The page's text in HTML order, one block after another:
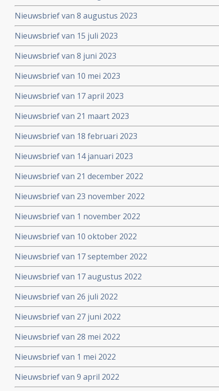
Nieuwsbrief van 8 augustus 2023
Nieuwsbrief van 15 juli 2023
Nieuwsbrief van 8 juni 2023
Nieuwsbrief van 10 mei 2023
Nieuwsbrief van 17 april 2023
Nieuwsbrief van 21 maart 2023
Nieuwsbrief van 18 februari 2023
Nieuwsbrief van 14 januari 2023
Nieuwsbrief van 21 december 2022
Nieuwsbrief van 23 november 2022
Nieuwsbrief van 1 november 2022
Nieuwsbrief van 10 oktober 2022
Nieuwsbrief van 17 september 2022
Nieuwsbrief van 17 augustus 2022
Nieuwsbrief van 26 juli 2022
Nieuwsbrief van 27 juni 2022
Nieuwsbrief van 28 mei 2022
Nieuwsbrief van 1 mei 2022
Nieuwsbrief van 9 april 2022